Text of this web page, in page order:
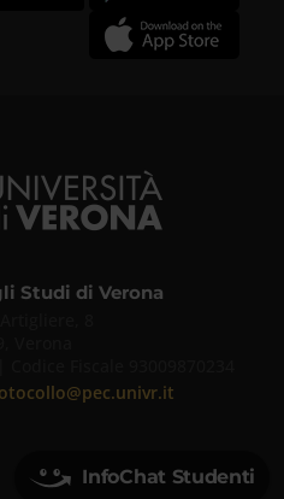
Studi di Verona
InfoChat Studenti